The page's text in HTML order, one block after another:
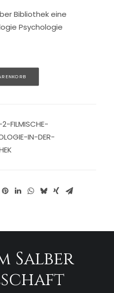
Bibliothek eine
Psychologie
FILMISCHE-
IN-DER-
Salber